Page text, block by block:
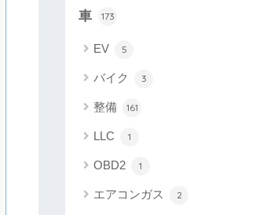
車 173
EV 5
バイク 3
整備 161
LLC 1
OBD2 1
エアコンガス 2